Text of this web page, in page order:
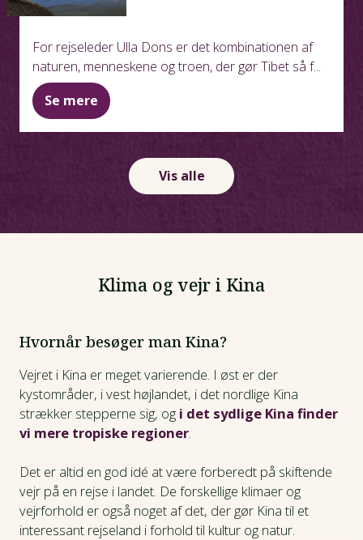
For rejseleder Ulla Dons er det kombinationen af
naturen, menneskene og troen, der gør Tibet så f...
Se mere
Vis alle
Klima og vejr i Kina
Hvornår besøger man Kina?
Vejret i Kina er meget varierende. I øst er der
kystområder, i vest højlandet, i det nordlige Kina
strækker stepperne sig, og i det sydlige Kina finder
vi mere tropiske regioner.
Det er altid en god idé at være forberedt på skiftende
vejr på en rejse i landet. De forskellige klimaer og
vejrforhold er også noget af det, der gør Kina til et
interessant rejseland i forhold til kultur og natur.